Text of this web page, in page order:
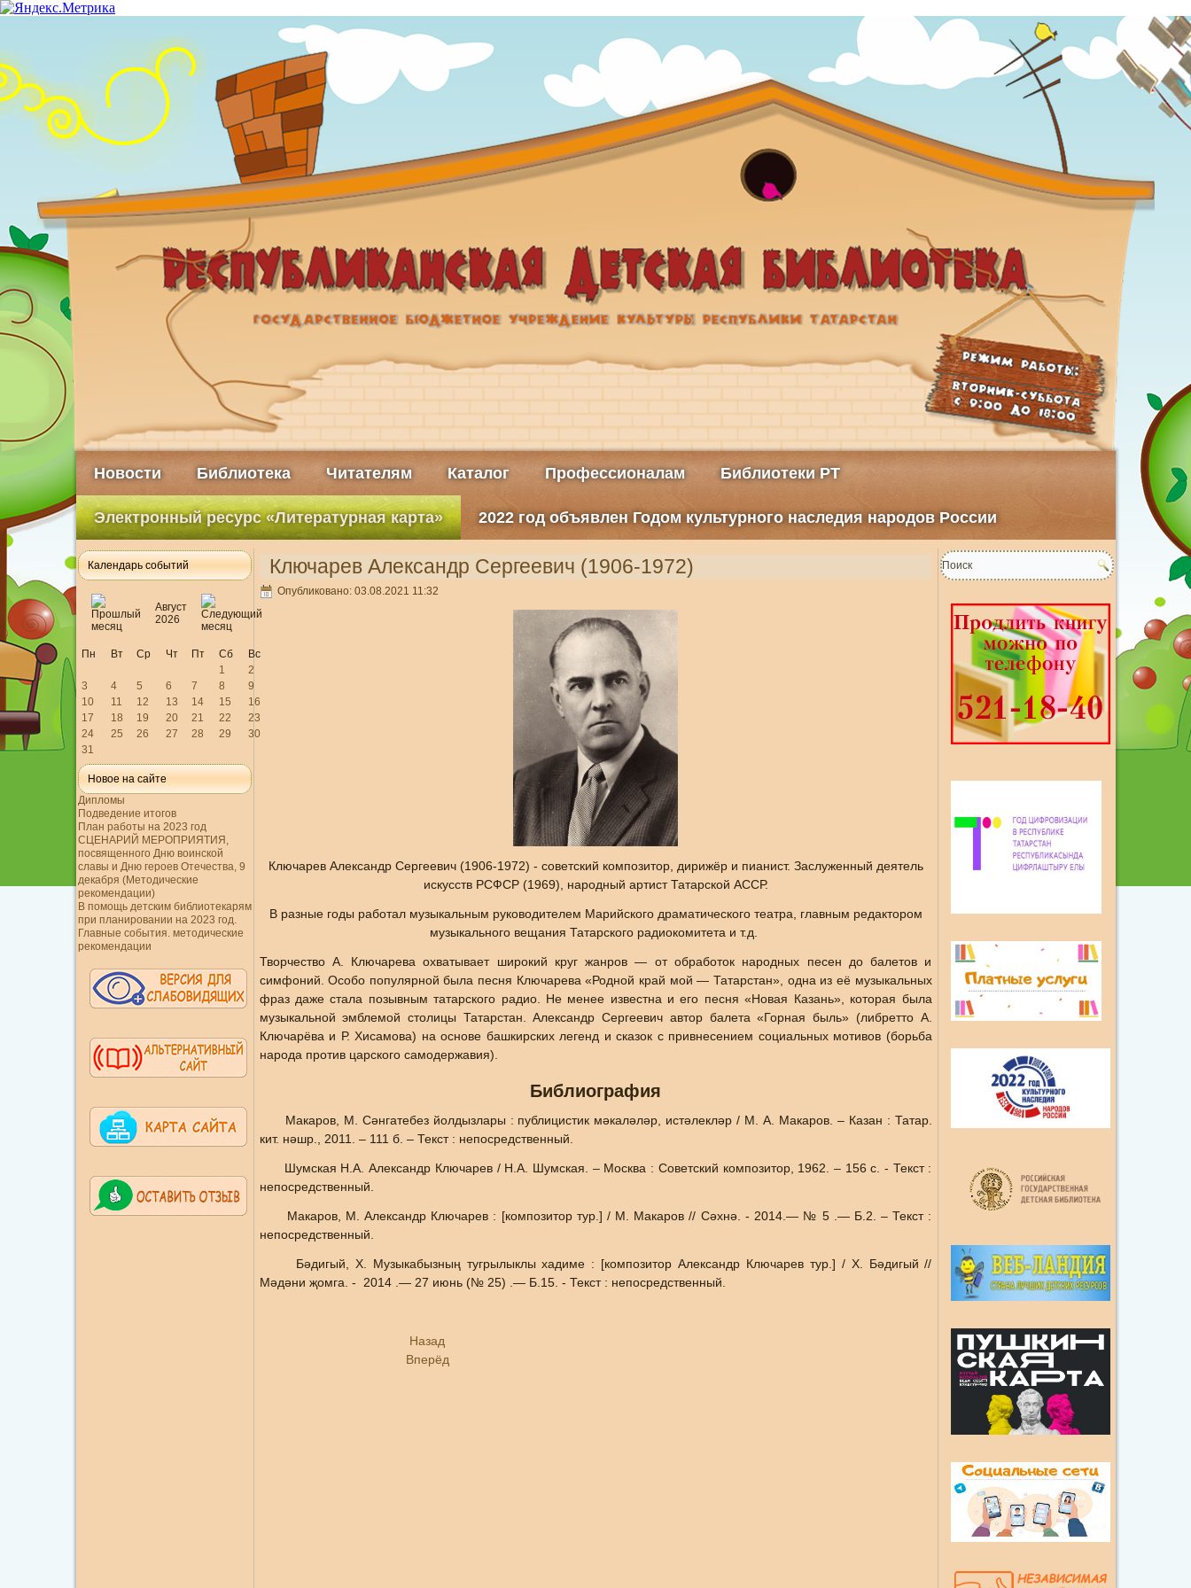
Новости Библиотека Читателям Каталог Профессионалам Библиотеки РТ
Электронный ресурс «Литературная карта» 2022 год объявлен Годом культурного наследия народов России
Календарь событий
Август
2026
Пн Вт Ср Чт Пт Сб
Вс
1
2
3
4 5 6 7 8
9
10
11 12 13 14 15
16
17
18 19 20 21 22
23
24
25 26 27 28 29
30
31
Новое на сайте
Дипломы
Подведение итогов
План работы на 2023 год
СЦЕНАРИЙ МЕРОПРИЯТИЯ,
посвященного Дню воинской
славы и Дню героев Отечества, 9
декабря (Методические
рекомендации)
В помощь детским библиотекарям
при планировании на 2023 год.
Главные события. методические
рекомендации
Ключарев Александр Сергеевич (1906-1972)
Опубликовано: 03.08.2021 11:32
Ключарев Александр Сергеевич (1906-1972) - советский композитор, дирижёр и пианист. Заслуженный деятель
искусств РСФСР (1969), народный артист Татарской АССР.
В разные годы работал музыкальным руководителем Марийского драматического театра, главным редактором
музыкального вещания Татарского радиокомитета и т.д.
Творчество А. Ключарева охватывает широкий круг жанров — от обработок народных песен до балетов и
симфоний. Особо популярной была песня Ключарева «Родной край мой — Татарстан», одна из её музыкальных
фраз даже стала позывным татарского радио. Не менее известна и его песня «Новая Казань», которая была
музыкальной эмблемой столицы Татарстан. Александр Сергеевич автор балета «Горная быль» (либретто А.
Ключарёва и Р. Хисамова) на основе башкирских легенд и сказок с привнесением социальных мотивов (борьба
народа против царского самодержавия).
Библиография
Макаров, М. Сәнгатебез йолдызлары : публицистик мәкаләләр, истәлекләр / М. А. Макаров. – Казан : Татар.
кит. нәшр., 2011. – 111 б. – Текст : непосредственный.
Шумская Н.А. Александр Ключарев / Н.А. Шумская. – Москва : Советский композитор, 1962. – 156 с. - Текст :
непосредственный.
Макаров, М. Александр Ключарев : [композитор тур.] / М. Макаров // Сәхнә. - 2014.— № 5 .— Б.2. – Текст :
непосредственный.
Бәдигый, Х. Музыкабызның тугрылыклы хадиме : [композитор Александр Ключарев тур.] / Х. Бәдигый //
Мәдәни җомга. - 2014 .— 27 июнь (№ 25) .— Б.15. - Текст : непосредственный.
Назад
Вперёд